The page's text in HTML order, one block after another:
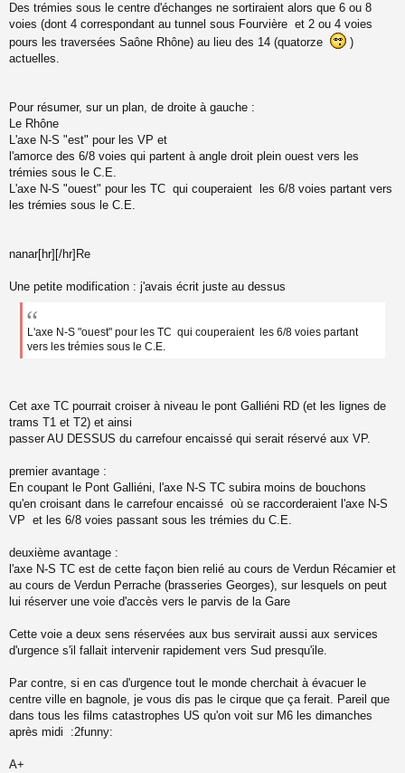
Des trémies sous le centre d'échanges ne sortiraient alors que 6 ou 8
voies (dont 4 correspondant au tunnel sous Fourvière et 2 ou 4 voies
pours les traversées Saône Rhône) au lieu des 14 (quatorze
)
actuelles.
Pour résumer, sur un plan, de droite à gauche :
Le Rhône
L'axe N-S "est" pour les VP et
l'amorce des 6/8 voies qui partent à angle droit plein ouest vers les
trémies sous le C.E.
L'axe N-S "ouest" pour les TC qui couperaient les 6/8 voies partant vers
les trémies sous le C.E.
nanar[hr][/hr]Re
Une petite modification : j'avais écrit juste au dessus
L'axe N-S "ouest" pour les TC qui couperaient les 6/8 voies partant
vers les trémies sous le C.E.
Cet axe TC pourrait croiser à niveau le pont Galliéni RD (et les lignes de
trams T1 et T2) et ainsi
passer AU DESSUS du carrefour encaissé qui serait réservé aux VP.
premier avantage :
En coupant le Pont Galliéni, l'axe N-S TC subira moins de bouchons
qu'en croisant dans le carrefour encaissé où se raccorderaient l'axe N-S
VP et les 6/8 voies passant sous les trémies du C.E.
deuxième avantage :
l'axe N-S TC est de cette façon bien relié au cours de Verdun Récamier et
au cours de Verdun Perrache (brasseries Georges), sur lesquels on peut
lui réserver une voie d'accès vers le parvis de la Gare
Cette voie a deux sens réservées aux bus servirait aussi aux services
d'urgence s'il fallait intervenir rapidement vers Sud presqu'ile.
Par contre, si en cas d'urgence tout le monde cherchait à évacuer le
centre ville en bagnole, je vous dis pas le cirque que ça ferait. Pareil que
dans tous les films catastrophes US qu'on voit sur M6 les dimanches
après midi :2funny:
A+